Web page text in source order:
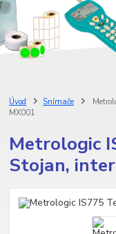
Úvod Snímače
MX001
Metrologic
Stojan,